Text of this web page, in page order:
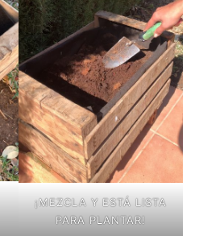
¡MEZCLA Y ESTÁ LISTA
PARA PLANTAR!